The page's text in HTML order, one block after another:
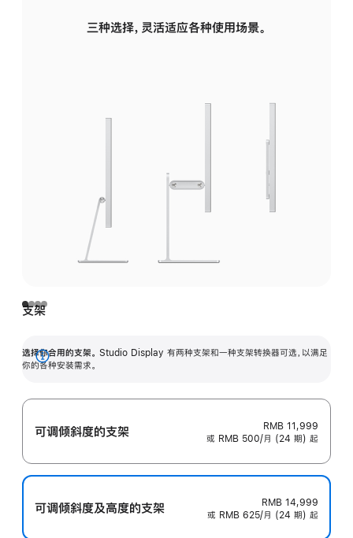
三种选择，灵活适应各种使用场景。
支架
选择你合用的支架。 Studio Display 有两种支架和一种支架转换器可选，以满足
你的各种安装需求。
展
可调倾斜度的支架
RMB 11,999
或 RMB 500/月 (24 期) 起
可调倾斜度及高‍度的支‍架
RMB 14,999
或 RMB 625/月 (24 期) 起